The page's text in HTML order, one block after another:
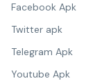
Facebook Apk
Twitter apk
Telegram Apk
Youtube Apk